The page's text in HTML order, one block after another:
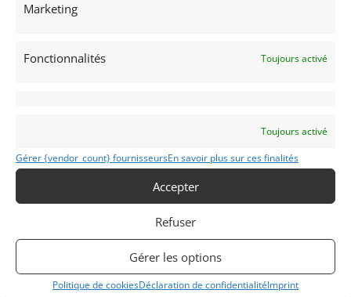
Marketing
Fonctionnalités Toujours activé
Toujours activé
Gérer {vendor_count} fournisseursEn savoir plus sur ces finalités
Accepter
Refuser
Gérer les options
Politique de cookiesDéclaration de confidentialitéImprint
PANTERA